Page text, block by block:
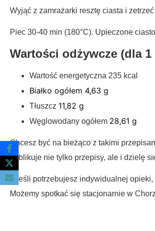
Wyjąć z zamrażarki resztę ciasta i
Piec 30-40 min (180°C). Upieczone
Wartości odżywcze (dla
Wartość energetyczna 235 kcal
Białko ogółem 4,63 g
Tłuszcz 11,82 g
Węglowodany ogółem 28,61 g
Chcesz być na bieżąco z takimi
publikuje nie tylko przepisy, ale i dzielę
A jeśli potrzebujesz indywidualnej
Możemy spotkać się stacjonarnie w